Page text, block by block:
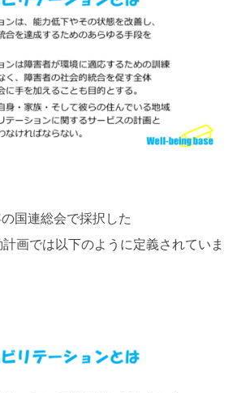
国連総会で採択した
画では以下のように定義されていま